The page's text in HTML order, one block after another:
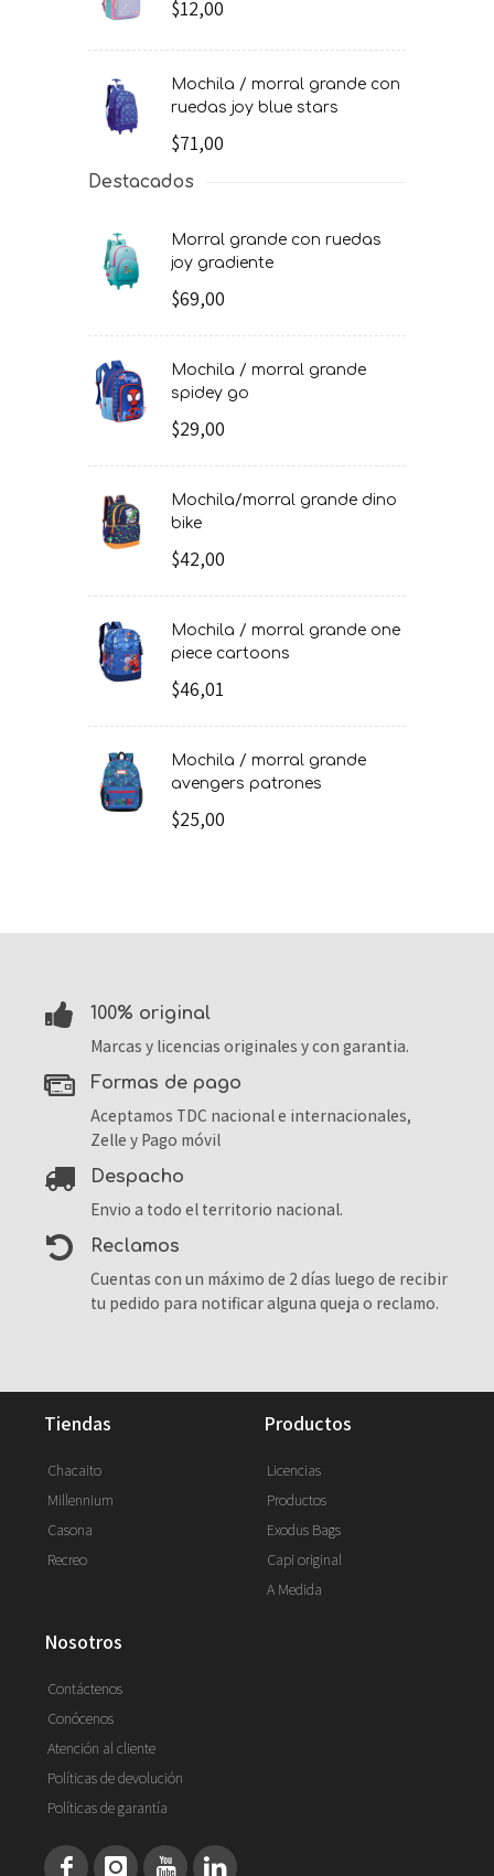
$12,00
mochila / morral grande con
ruedas joy blue stars
$71,00
Destacados
morral grande con ruedas
joy gradiente
$69,00
mochila / morral grande
spidey go
$29,00
mochila/morral grande dino
bike
$42,00
mochila / morral grande one
piece cartoons
$46,01
mochila / morral grande
avengers patrones
$25,00
100% original
Marcas y licencias originales y con garantia.
formas de pago
Aceptamos TDC nacional e internacionales,
Zelle y Pago móvil
despacho
Envio a todo el territorio nacional.
reclamos
Cuentas con un máximo de 2 días luego de recibir
tu pedido para notificar alguna queja o reclamo.
tiendas
Chacaito
Millennium
Casona
Recreo
productos
Licencias
Productos
Exodus Bags
Capi original
A Medida
nosotros
Contáctenos
Conócenos
Atención al cliente
Políticas de devolución
Políticas de garantía